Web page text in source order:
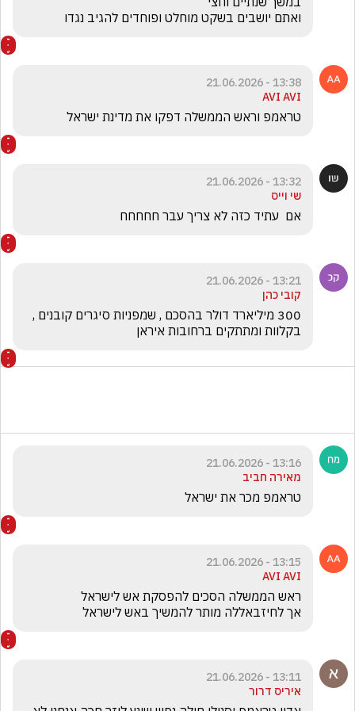
ואתם יושבים בשקט מוחלט ופוחדים להגיב נגדו
13:38 - 21.06.2026
AVI AVI
טראמפ וראש הממשלה דפקו את מדינת ישראל
13:32 - 21.06.2026
שי וייס
אם  עתיד כזה לא צריך עבר חחחחח
13:21 - 21.06.2026
קובי כהן
בקלוות ומתתקים ברחובות איראן
13:16 - 21.06.2026
מאירה חביב
טראמפ מכר את ישראל
13:15 - 21.06.2026
AVI AVI
אך לחיזבאללה מותר להמשיך באש לישראל
13:11 - 21.06.2026
איריס דרור